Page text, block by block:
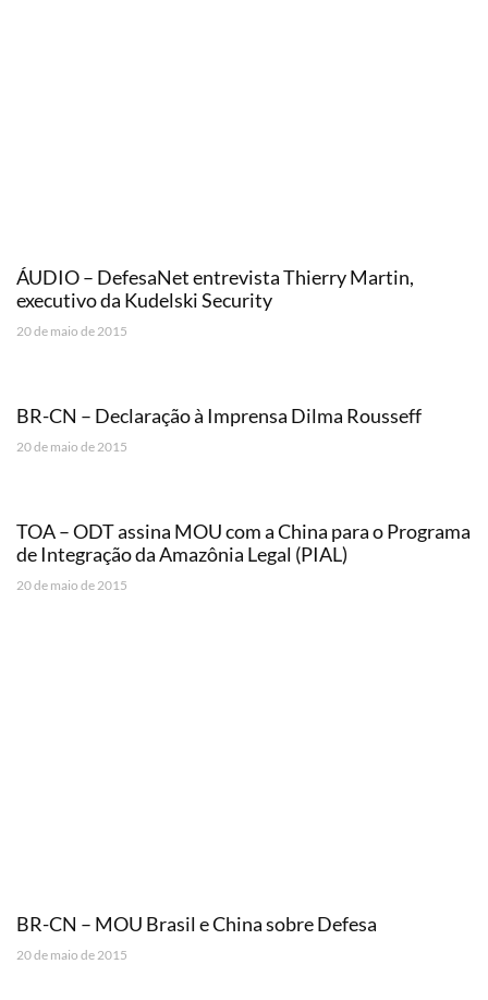
ÁUDIO – DefesaNet entrevista Thierry Martin,
executivo da Kudelski Security
20 de maio de 2015
BR-CN – Declaração à Imprensa Dilma Rousseff
20 de maio de 2015
TOA – ODT assina MOU com a China para o Programa
de Integração da Amazônia Legal (PIAL)
20 de maio de 2015
BR-CN – MOU Brasil e China sobre Defesa
20 de maio de 2015